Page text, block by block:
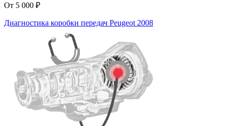
От 5 000 ₽
Диагностика коробки передач Peugeot 2008